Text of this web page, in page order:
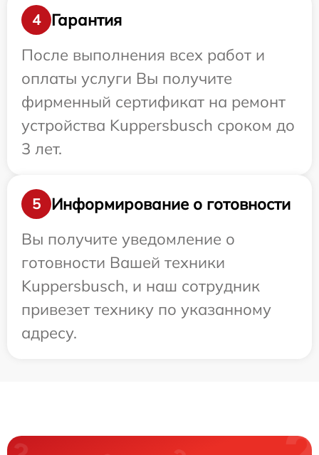
4
Гарантия
После выполнения всех работ и
оплаты услуги Вы получите
фирменный сертификат на ремонт
устройства Kuppersbusch сроком до
3 лет.
5
Информирование о готовности
Вы получите уведомление о
готовности Вашей техники
Kuppersbusch, и наш сотрудник
привезет технику по указанному
адресу.